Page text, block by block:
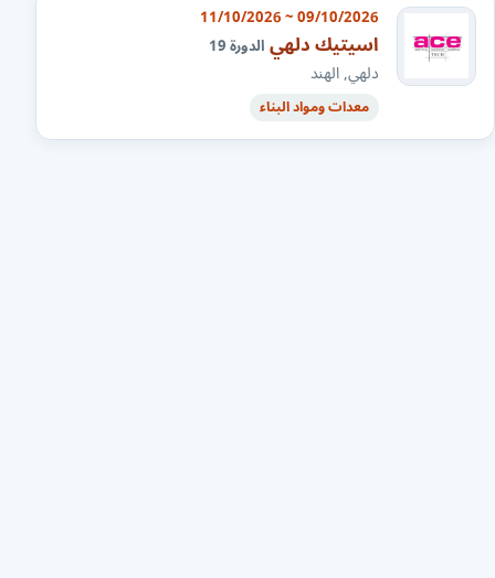
09/10/2026 ~ 11/10/2026
اسيتيك دلهيالدورة 19
دلهي, الهند
معدات ومواد البناء